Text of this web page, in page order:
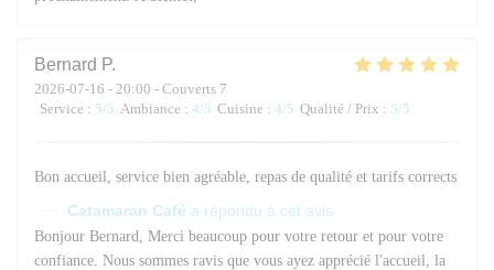
Bernard P
2026-07-16 - 20:00 - Couverts 7
Service : 5/5 Ambiance : 4/5 Cuisine : 4/5 Qualité / Prix : 5/5
Bon accueil, service bien agréable, repas de qualité et tarifs corrects
Catamaran Café a répondu à cet avis
Bonjour Bernard, Merci beaucoup pour votre retour et pour votre
confiance. Nous sommes ravis que vous ayez apprécié l'accueil, la